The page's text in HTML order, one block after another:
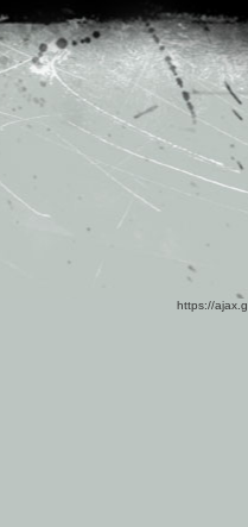
https://